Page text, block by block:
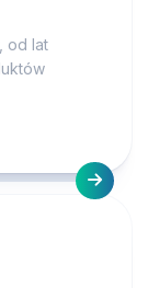
od lat